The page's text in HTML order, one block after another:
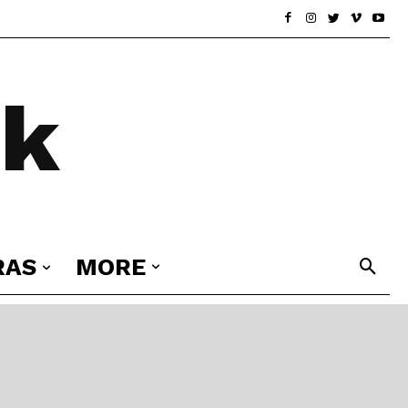
MORE